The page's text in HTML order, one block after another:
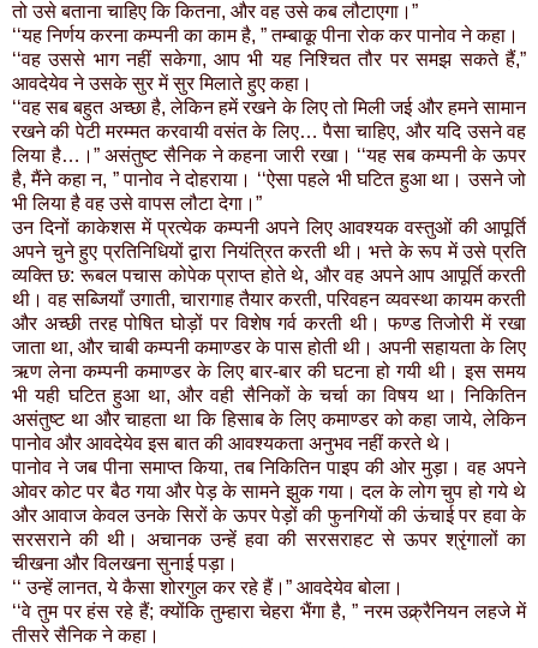
तो उसे बताना चाहिए कि कितना, और वह उसे कब लौटाएगा।”
‘‘यह निर्णय करना कम्पनी का काम है, ” तम्बाकू पीना रोक कर पानोव ने कहा।
‘‘वह उससे भाग नहीं सकेगा, आप भी यह निश्चित तौर पर समझ सकते हैं,”
आवदेयेव ने उसके सुर में सुर मिलाते हुए कहा।
‘‘वह सब बहुत अच्छा है, लेकिन हमें रखने के लिए तो मिली जई और हमने सामान
रखने की पेटी मरम्मत करवायी वसंत के लिए… पैसा चाहिए, और यदि उसने वह
लिया है…।” असंतुष्ट सैनिक ने कहना जारी रखा। ‘‘यह सब कम्पनी के ऊपर
है, मैंने कहा न, ” पानोव ने दोहराया। ‘‘ऐसा पहले भी घटित हुआ था। उसने जो
भी लिया है वह उसे वापस लौटा देगा।”
उन दिनों काकेशस में प्रत्येक कम्पनी अपने लिए आवश्यक वस्तुओं की आपूर्ति
अपने चुने हुए प्रतिनिधियों द्वारा नियंत्रित करती थी। भत्ते के रूप में उसे प्रति
व्यक्ति छ: रूबल पचास कोपेक प्राप्त होते थे, और वह अपने आप आपूर्ति करती
थी। वह सब्जियाँ उगाती, चारागाह तैयार करती, परिवहन व्यवस्था कायम करती
और अच्छी तरह पोषित घोड़ों पर विशेष गर्व करती थी। फण्ड तिजोरी में रखा
जाता था, और चाबी कम्पनी कमाण्डर के पास होती थी। अपनी सहायता के लिए
ऋण लेना कम्पनी कमाण्डर के लिए बार-बार की घटना हो गयी थी। इस समय
भी यही घटित हुआ था, और वही सैनिकों के चर्चा का विषय था। निकितिन
असंतुष्ट था और चाहता था कि हिसाब के लिए कमाण्डर को कहा जाये, लेकिन
पानोव और आवदेयेव इस बात की आवश्यकता अनुभव नहीं करते थे।
पानोव ने जब पीना समाप्त किया, तब निकितिन पाइप की ओर मुड़ा। वह अपने
ओवर कोट पर बैठ गया और पेड़ के सामने झुक गया। दल के लोग चुप हो गये थे
और आवाज केवल उनके सिरों के ऊपर पेड़ों की फुनगियों की ऊंचाई पर हवा के
सरसराने की थी। अचानक उन्हें हवा की सरसराहट से ऊपर श्रृंगालों का
चीखना और विलखना सुनाई पड़ा।
‘‘ उन्हें लानत, ये कैसा शोरगुल कर रहे हैं।” आवदेयेव बोला।
‘‘वे तुम पर हंस रहे हैं; क्योंकि तुम्हारा चेहरा भैंगा है, ” नरम उक्र्रैनियन लहजे में
तीसरे सैनिक ने कहा।